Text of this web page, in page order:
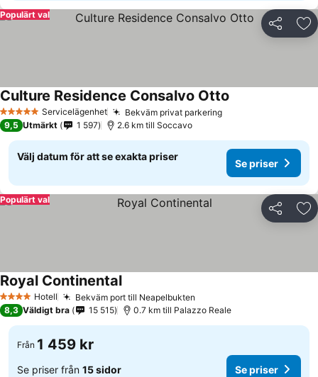
Dela
Populärt val
5 Stjärnor Servicelägenhet Bekväm privat parkeringSe priser
Culture Residence Consalvo Otto
9,5 Utmärkt 1 597 2.6 km till Soccavo
Välj datum för att se exakta priser
Se priser
Dela
Populärt val
4 StjärnorHotell Bekväm port till Neapelbukten
Royal ContinentalSe priser
8,3 Väldigt bra 15 515 0.7 km till Palazzo Reale
Från 1 459 kr
Se priser från 15 sidor Se priser